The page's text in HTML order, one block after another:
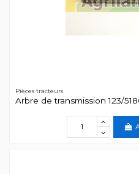
Pièces tracteurs
Arbre de transmission 123/